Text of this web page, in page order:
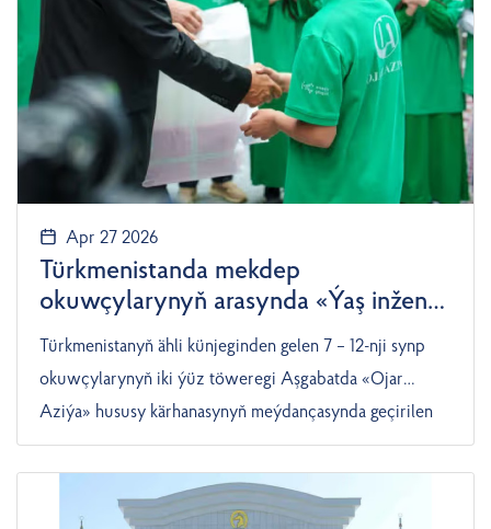
Apr 27 2026
Türkmenistanda mekdep
okuwçylarynyň arasynda «Ýaş inžener
– 2026» bäsleşigi geçirildi
Türkmenistanyň ähli künjeginden gelen 7 – 12-nji synp
okuwçylarynyň iki ýüz töweregi Aşgabatda «Ojar
Aziýa» hususy kärhanasynyň meýdançasynda geçirilen
«Ýaş inžener – 2026» bäsleşigine gatnaşdylar.
«Türkmenistan: Altyn asyr» neşiriniň habar bermegine
görä, ýaryşlar toparlaýyn we şahsy hasapda geçirildi.